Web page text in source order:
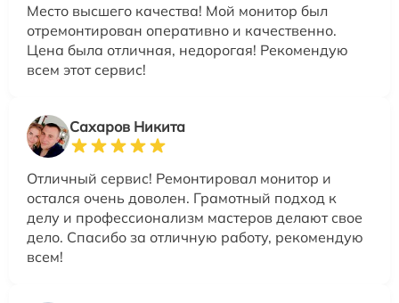
Место высшего качества! Мой монитор был
отремонтирован оперативно и качественно.
Цена была отличная, недорогая! Рекомендую
всем этот сервис!
Сахаров Никита
Отличный сервис! Ремонтировал монитор и
остался очень доволен. Грамотный подход к
делу и профессионализм мастеров делают свое
дело. Спасибо за отличную работу, рекомендую
всем!